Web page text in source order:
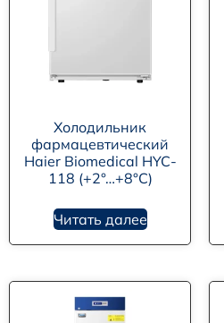
Холодильник
фармацевтический
Haier Biomedical HYC-
118 (+2°…+8°C)
Читать далее